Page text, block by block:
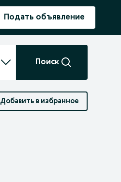
Подать объявление
Поиск
Добавить в избранное